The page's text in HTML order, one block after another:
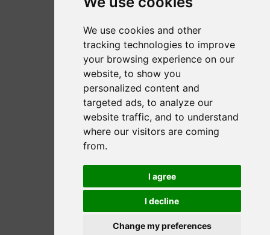
We use cookies and other
tracking technologies to improve
your browsing experience on our
website, to show you
personalized content and
targeted ads, to analyze our
website traffic, and to understand
where our visitors are coming
from.
I agree
I decline
Change my preferences
soldes
de
janvier
!